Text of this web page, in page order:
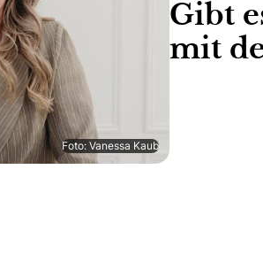
Foto: Vanessa Kaub
Gibt
mit